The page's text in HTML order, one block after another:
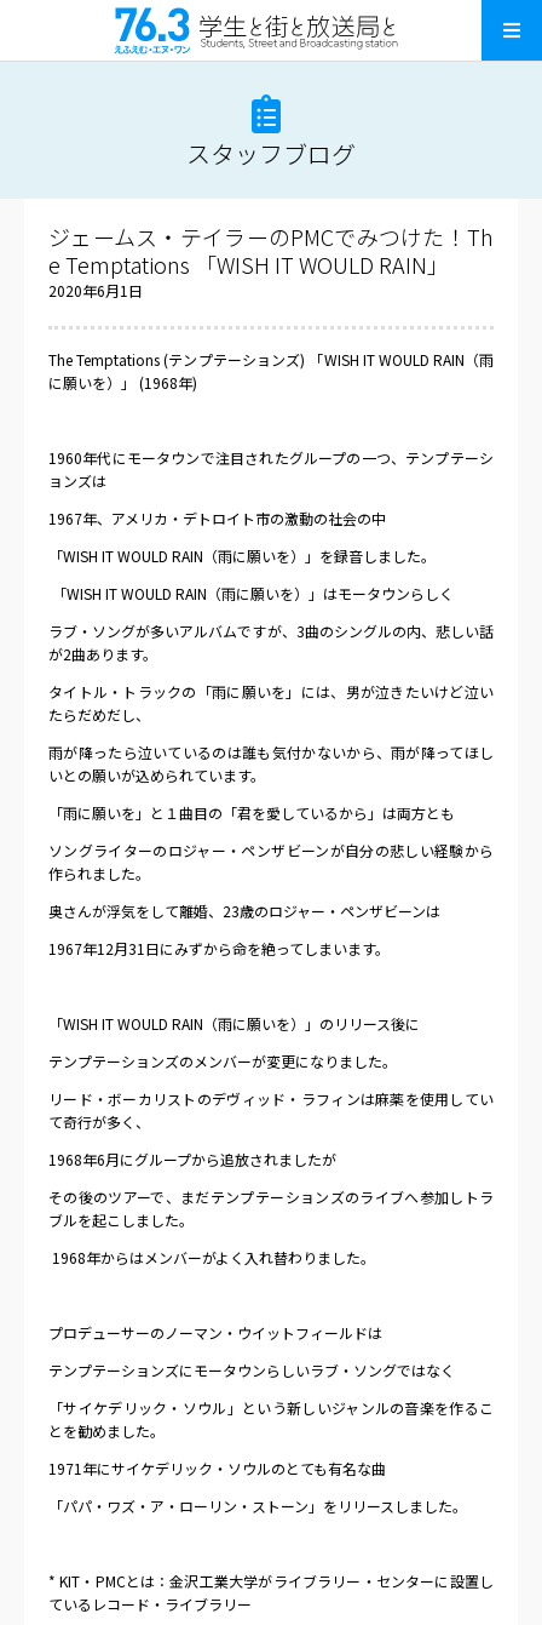
スタッフブログ
ジェームス・テイラーのPMCでみつけた！Th
e Temptations 「WISH IT WOULD RAIN」
2020年6月1日
The Temptations (テンプテーションズ) 「WISH IT WOULD RAIN （雨
に願いを）」
(1968年)
1960年代にモータウンで注目されたグループの一つ、テンプテーシ
ョンズは
1967年、アメリカ・デトロイト市の激動の社会の中
「WISH IT WOULD RAIN （雨に願いを）」を録音しました。
「WISH IT WOULD RAIN （雨に願いを）」はモータウンらしく
ラブ・ソングが多いアルバムですが、 3曲のシングルの内、悲しい話
が2曲あります。
タイトル・トラックの「雨に願いを」には、男が泣きたいけど泣い
たらだめだし、
雨が降ったら泣いているのは誰も気付かないから、雨が降ってほし
いとの願いが込められています。
「雨に願いを」と１曲目の「君を愛しているから」は両方とも
ソングライターのロジャー・ペンザビーンが自分の悲しい経験から
作られました。
奥さんが浮気をして離婚、 23歳のロジャー・ペンザビーンは
1967年12月31 日にみずから命を絶ってしまいます。
「WISH IT WOULD RAIN （雨に願いを）」のリリース後に
テンプテーションズのメンバーが変更になりました。
リード・ボーカリストのデヴィッド・ラフィンは麻薬を使用してい
て奇行が多く、
1968年6月にグループから追放されましたが
その後のツアーで、まだテンプテーションズのライブへ参加しトラ
ブルを起こしました。
1968年からはメンバーがよく入れ替わりました。
プロデューサーのノーマン・ウイットフィールドは
テンプテーションズにモータウンらしいラブ・ソングではなく
「サイケデリック・ソウル」という新しいジャンルの音楽を作るこ
とを勧めました。
1971 年にサイケデリック・ソウルのとても有名な曲
「パパ・ワズ・ア・ローリン・ストーン」をリリースしました。
* KIT ・ PMCとは：金沢工業大学がライブラリー・センターに設置し
ているレコード・ライブラリー